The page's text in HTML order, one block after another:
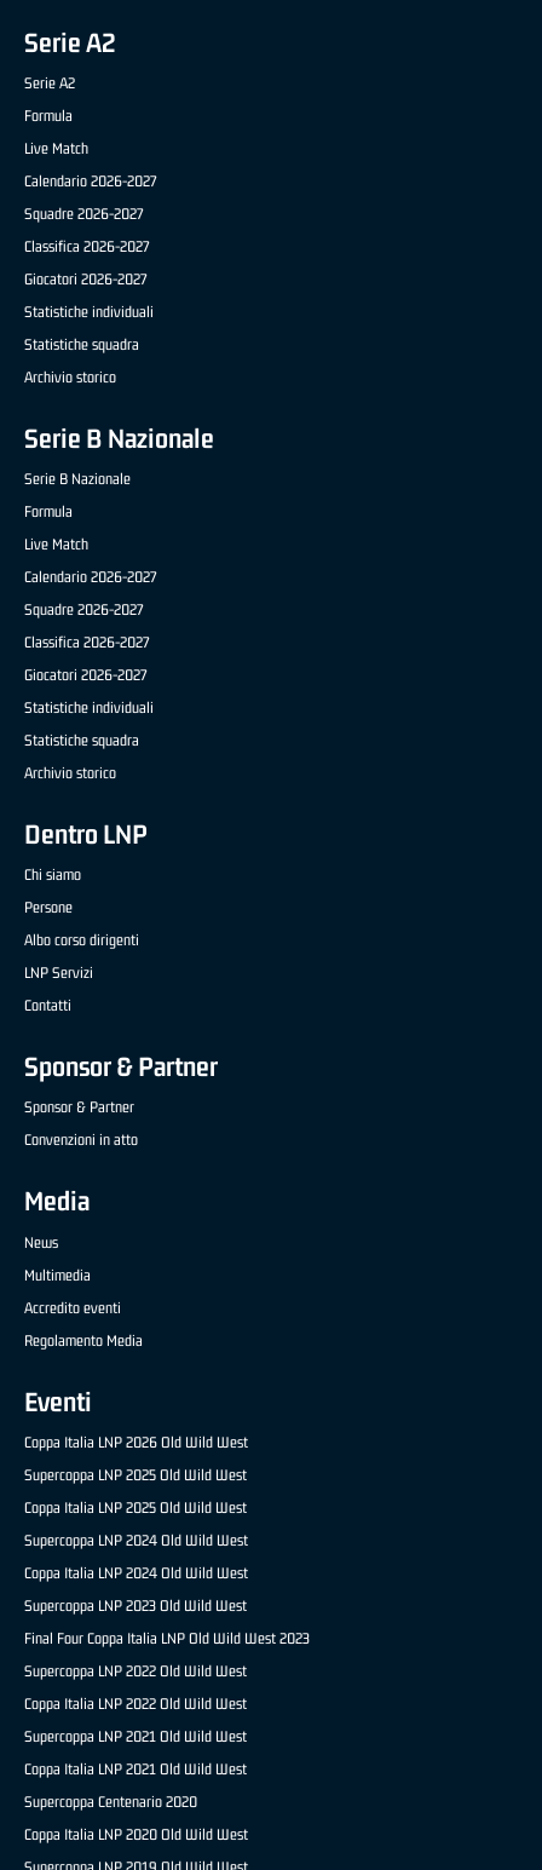
Serie A2
Serie A2
Formula
Live Match
Calendario 2026-2027
Squadre 2026-2027
Classifica 2026-2027
Giocatori 2026-2027
Statistiche individuali
Statistiche squadra
Archivio storico
Serie B Nazionale
Serie B Nazionale
Formula
Live Match
Calendario 2026-2027
Squadre 2026-2027
Classifica 2026-2027
Giocatori 2026-2027
Statistiche individuali
Statistiche squadra
Archivio storico
Dentro LNP
Chi siamo
Persone
Albo corso dirigenti
LNP Servizi
Contatti
Sponsor & Partner
Sponsor & Partner
Convenzioni in atto
Media
News
Multimedia
Accredito eventi
Regolamento Media
Eventi
Coppa Italia LNP 2026 Old Wild West
Supercoppa LNP 2025 Old Wild West
Coppa Italia LNP 2025 Old Wild West
Supercoppa LNP 2024 Old Wild West
Coppa Italia LNP 2024 Old Wild West
Supercoppa LNP 2023 Old Wild West
Final Four Coppa Italia LNP Old Wild West 2023
Supercoppa LNP 2022 Old Wild West
Coppa Italia LNP 2022 Old Wild West
Supercoppa LNP 2021 Old Wild West
Coppa Italia LNP 2021 Old Wild West
Supercoppa Centenario 2020
Coppa Italia LNP 2020 Old Wild West